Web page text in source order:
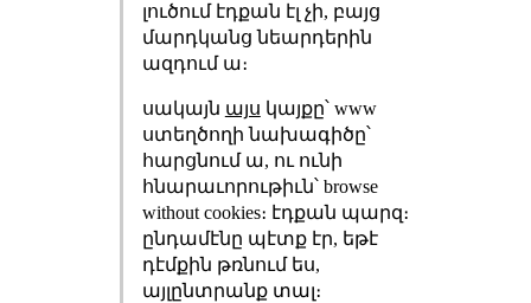
լուծում էդքան էլ չի, բայց
մարդկանց նեարդերին
ազդում ա։
սակայն այս կայքը՝ www
ստեղծողի նախագիծը՝
հարցնում ա, ու ունի
հնարաւորութիւն՝ browse
without cookies։ էդքան պարզ։
ընդամէնը պէտք էր, եթէ
դէմքին թռնում ես,
այլընտրանք տալ։